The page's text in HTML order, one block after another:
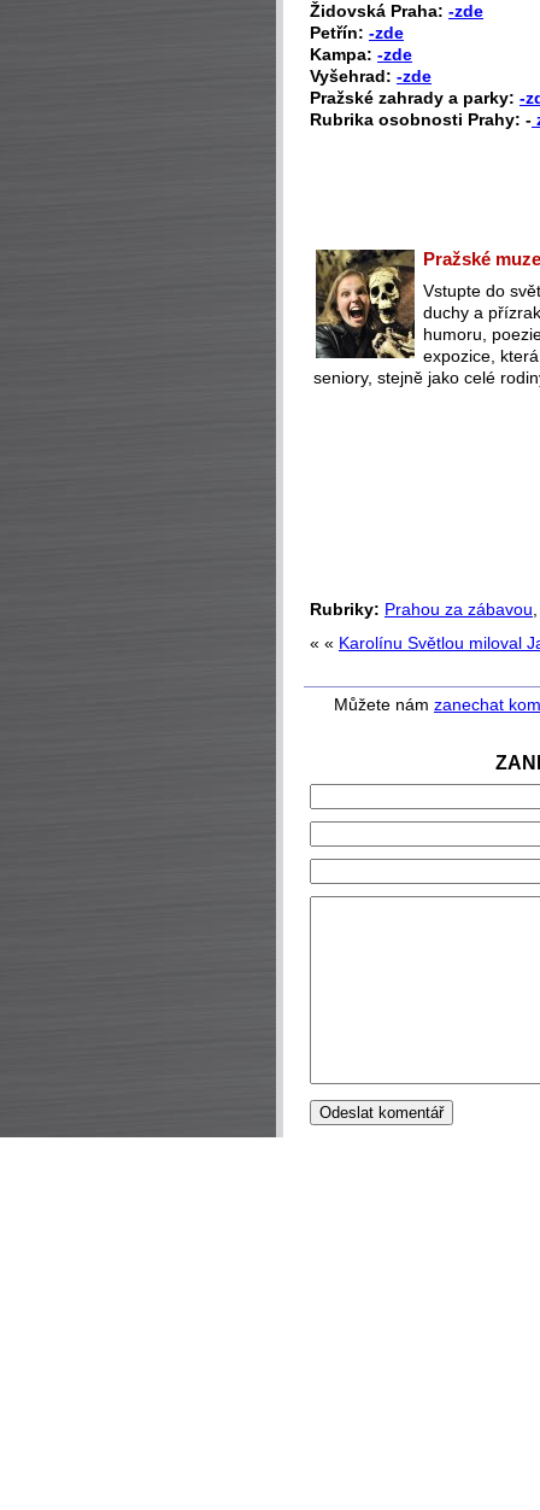
Židovská Praha: -zde
Petřín: -zde
Kampa: -zde
Vyšehrad: -zde
Pražské zahrady a parky: -
Rubrika osobnosti Prahy: -
Pražské
Vstupte do
duchy a
humoru,
expozice,
seniory, stejně jako celé
Rubriky: Prahou za zábavou
« « Karolínu Světlou miloval
Můžete nám zanechat